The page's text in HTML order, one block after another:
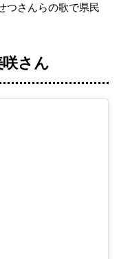
つさんらの歌で県民
さん